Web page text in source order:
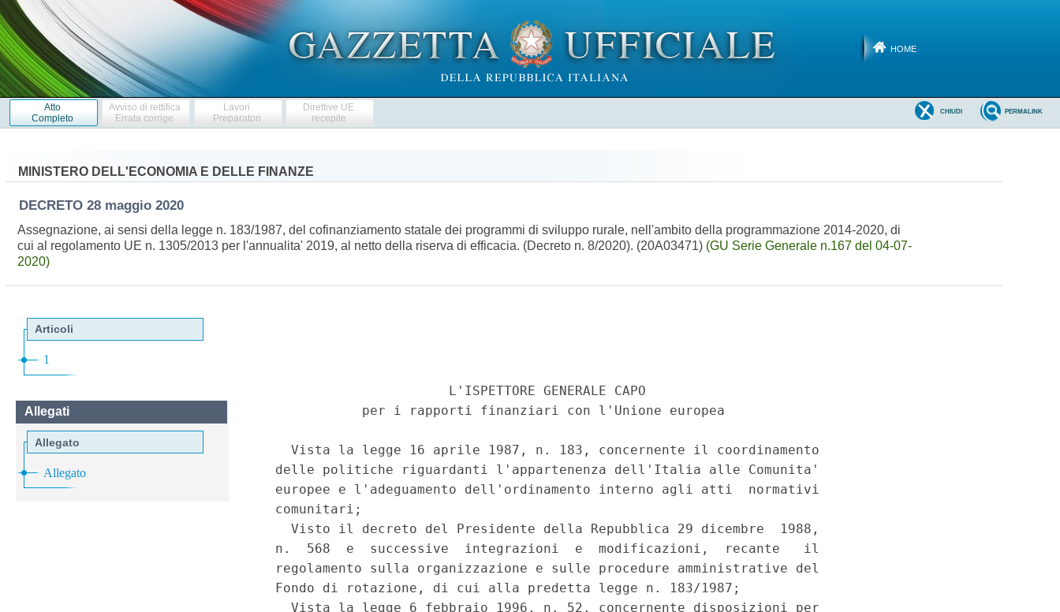
HOME
Atto
Completo
Avviso di rettifica
Errata corrige
Lavori
Preparatori
Direttive UE
recepite
PERMALINK
CHIUDI
MINISTERO DELL'ECONOMIA E DELLE FINANZE
DECRETO 28 maggio 2020
Assegnazione, ai sensi della legge n. 183/1987, del cofinanziamento statale dei programmi di sviluppo rurale, nell'ambito della programmazione 2014-2020, di
cui al regolamento UE n. 1305/2013 per l'annualita' 2019, al netto della riserva di efficacia. (Decreto n. 8/2020). (20A03471) (GU Serie Generale n.167 del 04-07-
2020)